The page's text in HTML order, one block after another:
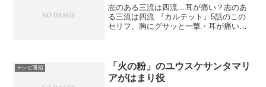
志のある三流は四流…耳が痛い？志のあ
る三流は四流 『カルテット』5話のこの
セリフ、胸にグサッと一撃・耳が痛い人
な実力があると、知識が...
テレビ番組
「火の粉」のユウスケサンタマリ
アがはまり役